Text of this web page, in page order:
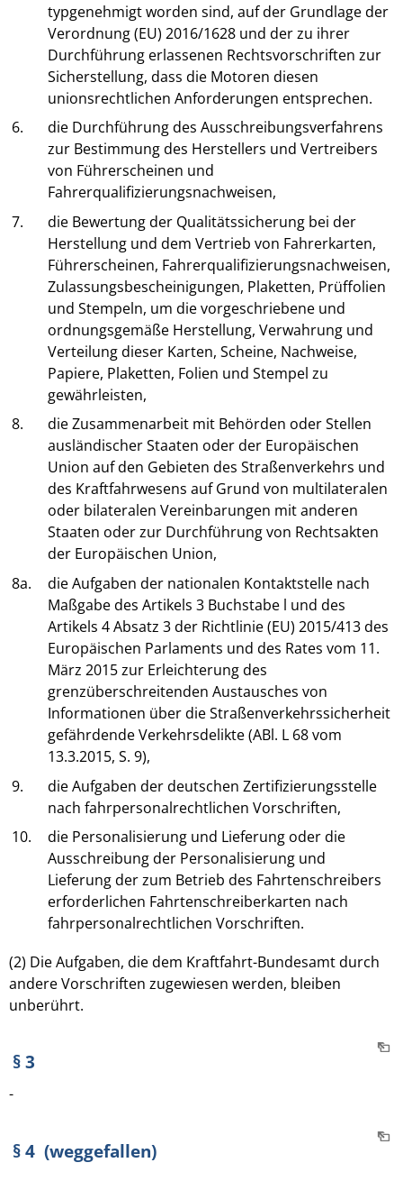
typgenehmigt worden sind, auf der Grundlage der
Verordnung (EU) 2016/1628 und der zu ihrer
Durchführung erlassenen Rechtsvorschriften zur
Sicherstellung, dass die Motoren diesen
unionsrechtlichen Anforderungen entsprechen.
6.
die Durchführung des Ausschreibungsverfahrens
zur Bestimmung des Herstellers und Vertreibers
von Führerscheinen und
Fahrerqualifizierungsnachweisen,
7.
die Bewertung der Qualitätssicherung bei der
Herstellung und dem Vertrieb von Fahrerkarten,
Führerscheinen, Fahrerqualifizierungsnachweisen,
Zulassungsbescheinigungen, Plaketten, Prüffolien
und Stempeln, um die vorgeschriebene und
ordnungsgemäße Herstellung, Verwahrung und
Verteilung dieser Karten, Scheine, Nachweise,
Papiere, Plaketten, Folien und Stempel zu
gewährleisten,
8.
die Zusammenarbeit mit Behörden oder Stellen
ausländischer Staaten oder der Europäischen
Union auf den Gebieten des Straßenverkehrs und
des Kraftfahrwesens auf Grund von multilateralen
oder bilateralen Vereinbarungen mit anderen
Staaten oder zur Durchführung von Rechtsakten
der Europäischen Union,
8a.
die Aufgaben der nationalen Kontaktstelle nach
Maßgabe des Artikels 3 Buchstabe l und des
Artikels 4 Absatz 3 der Richtlinie (EU) 2015/413 des
Europäischen Parlaments und des Rates vom 11.
März 2015 zur Erleichterung des
grenzüberschreitenden Austausches von
Informationen über die Straßenverkehrssicherheit
gefährdende Verkehrsdelikte (ABl. L 68 vom
13.3.2015, S. 9),
9.
die Aufgaben der deutschen Zertifizierungsstelle
nach fahrpersonalrechtlichen Vorschriften,
10.
die Personalisierung und Lieferung oder die
Ausschreibung der Personalisierung und
Lieferung der zum Betrieb des Fahrtenschreibers
erforderlichen Fahrtenschreiberkarten nach
fahrpersonalrechtlichen Vorschriften.
(2) Die Aufgaben, die dem Kraftfahrt-Bundesamt durch
andere Vorschriften zugewiesen werden, bleiben
unberührt.
§ 3
-
§ 4 (weggefallen)